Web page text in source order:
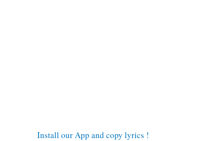
Install our App and copy lyrics !